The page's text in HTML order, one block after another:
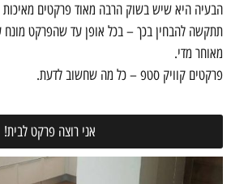
הבעיה היא שיש בשוק הרבה מאוד פרקטים מאיכות
תתקשה להבחין בכך – בכל אופן עד שהפרקט מונח
מאוחר מדי.
פרקטים קוויק סטפ – כל מה שחשוב לדעת.
אני רוצה פרקט לבית!